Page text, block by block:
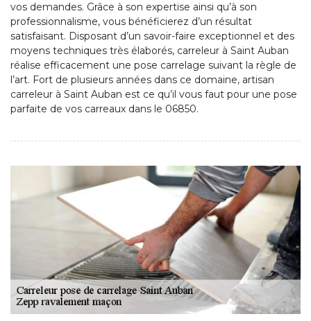
vos demandes. Grâce à son expertise ainsi qu’à son
professionnalisme, vous bénéficierez d’un résultat
satisfaisant. Disposant d’un savoir-faire exceptionnel et des
moyens techniques très élaborés, carreleur à Saint Auban
réalise efficacement une pose carrelage suivant la règle de
l’art. Fort de plusieurs années dans ce domaine, artisan
carreleur à Saint Auban est ce qu’il vous faut pour une pose
parfaite de vos carreaux dans le 06850.